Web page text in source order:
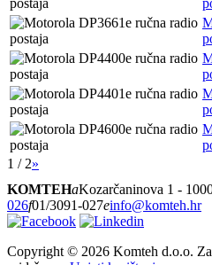
1 / 2»
KOMTEHaKozarčaninova 1 -
026f01/3091-027einfo@komteh.hr
Copyright © 2026 Komteh d.o.o.